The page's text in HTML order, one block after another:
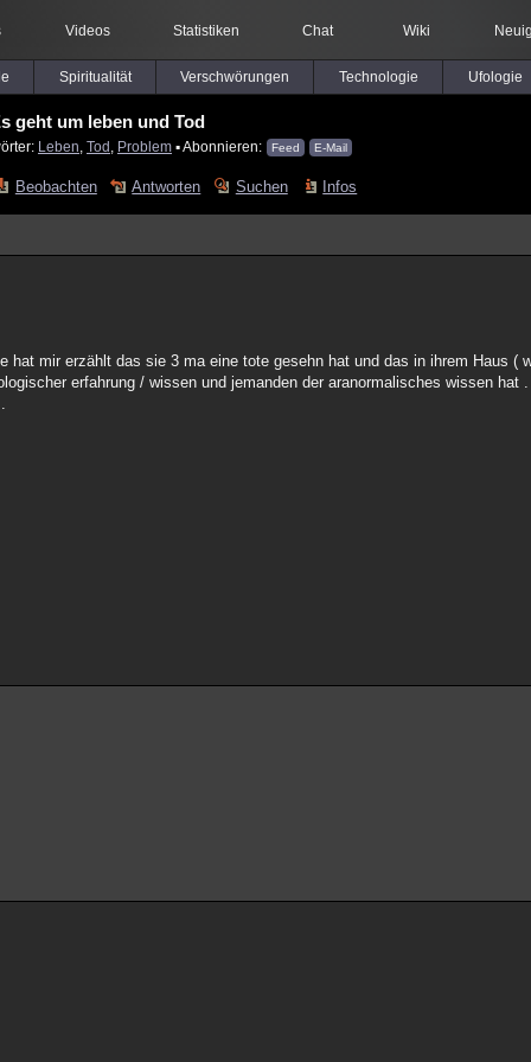
Videos Statistiken Chat Wiki
Spiritualität Verschwörungen Technologie Ufologie
geht um leben und Tod
Leben Tod Problem ▪ Abonnieren: Feed E-Mail
Beobachten Antworten Suchen Infos
hat mir erzählt das sie 3 ma eine tote gesehn hat und das in ihrem Haus (
erfahrung / wissen und jemanden der aranormalisches wissen hat